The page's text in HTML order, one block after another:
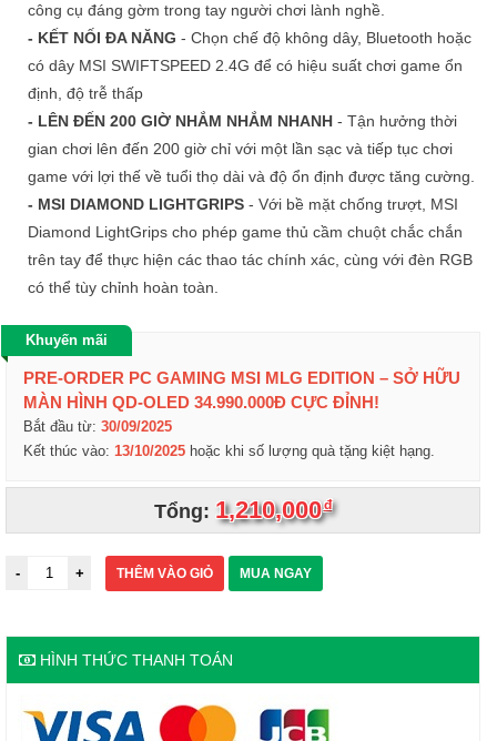
công cụ đáng gờm trong tay người chơi lành nghề.
- KẾT NỐI ĐA NĂNG - Chọn chế độ không dây, Bluetooth hoặc
có dây MSI SWIFTSPEED 2.4G để có hiệu suất chơi game ổn
định, độ trễ thấp
- LÊN ĐẾN 200 GIỜ NHẮM NHẮM NHANH - Tận hưởng thời
gian chơi lên đến 200 giờ chỉ với một lần sạc và tiếp tục chơi
game với lợi thế về tuổi thọ dài và độ ổn định được tăng cường.
- MSI DIAMOND LIGHTGRIPS - Với bề mặt chống trượt, MSI
Diamond LightGrips cho phép game thủ cầm chuột chắc chắn
trên tay để thực hiện các thao tác chính xác, cùng với đèn RGB
có thể tùy chỉnh hoàn toàn.
Khuyến mãi
PRE-ORDER PC GAMING MSI MLG EDITION – SỞ HỮU
MÀN HÌNH QD-OLED 34.990.000Đ CỰC ĐỈNH!
Bắt đầu từ: 30/09/2025
Kết thúc vào: 13/10/2025 hoặc khi số lượng quà tặng kiệt hạng.
Tổng: 1,210,000đ
THÊM VÀO GIỎ MUA NGAY
HÌNH THỨC THANH TOÁN